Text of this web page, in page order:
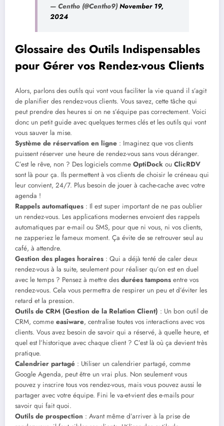
— Centho (@Centho9) November 19,
2024
Glossaire des Outils Indispensables
pour Gérer vos Rendez-vous Clients
Alors, parlons des outils qui vont vous faciliter la vie quand il s’agit
de planifier des rendez-vous clients. Vous savez, cette tâche qui
peut prendre des heures si on ne s’équipe pas correctement. Voici
donc un petit guide avec quelques termes clés et les outils qui vont
vous sauver la mise.
Système de réservation en ligne : Imaginez que vos clients
puissent réserver une heure de rendez-vous sans vous déranger.
C’est le rêve, non ? Des logiciels comme OptiDock ou ClicRDV
sont là pour ça. Ils permettent à vos clients de choisir le créneau qui
leur convient, 24/7. Plus besoin de jouer à cache-cache avec votre
agenda !
Rappels automatiques : Il est super important de ne pas oublier
un rendez-vous. Les applications modernes envoient des rappels
automatiques par e-mail ou SMS, pour que ni vous, ni vos clients,
ne zapperiez le fameux moment. Ça évite de se retrouver seul au
café, à attendre.
Gestion des plages horaires : Qui a déjà tenté de caler deux
rendez-vous à la suite, seulement pour réaliser qu’on est en duel
avec le temps ? Pensez à mettre des durées tampons entre vos
rendez-vous. Cela vous permettra de respirer un peu et d’éviter les
retard et la pression.
Outils de CRM (Gestion de la Relation Client) : Un bon outil de
CRM, comme easiware, centralise toutes vos interactions avec vos
clients. Vous avez besoin de savoir qui a réservé, à quelle heure, et
quel est l’historique avec chaque client ? C’est là où ça devient très
pratique.
Calendrier partagé : Utiliser un calendrier partagé, comme
Google Agenda, peut être un vrai plus. Non seulement vous
pouvez y inscrire tous vos rendez-vous, mais vous pouvez aussi le
partager avec votre équipe. Fini le va-et-vient des e-mails pour
savoir qui fait quoi.
Outils de prospection : Avant même d’arriver à la prise de